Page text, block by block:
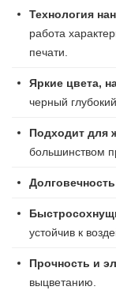
Технология
работа
печати.
Яркие цвета,
черный глубокий.
Подходит для
большинством
устойчив к
Прочность и
выцветанию.